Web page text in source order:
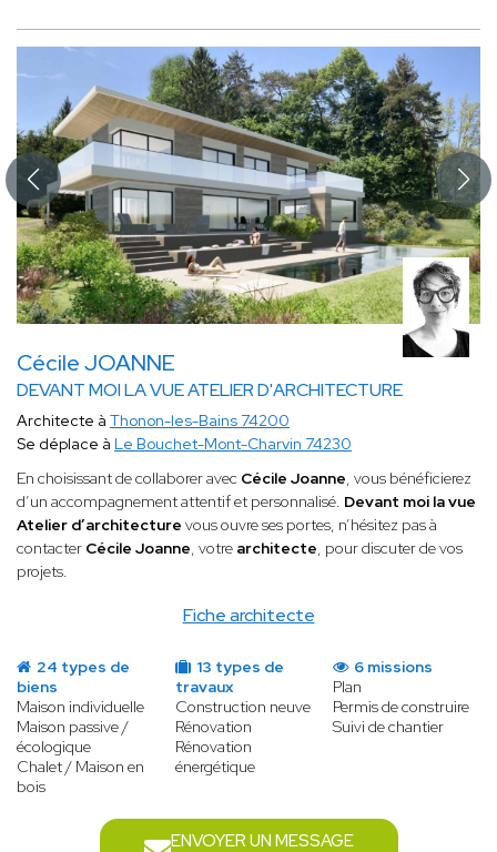
Cécile JOANNE
DEVANT MOI LA VUE ATELIER D'ARCHITECTURE
Fiche architecte
Architecte à Thonon-les-Bains 74200
Se déplace à Le Bouchet-Mont-Charvin 74230
En choisissant de collaborer avec Cécile Joanne, vous bénéficierez
d’un accompagnement attentif et personnalisé. Devant moi la vue
Atelier d’architecture vous ouvre ses portes, n’hésitez pas à
contacter Cécile Joanne, votre architecte, pour discuter de vos
projets.
24 types de
biens
Maison individuelle
Maison passive /
écologique
Chalet / Maison en
bois
13 types de
travaux
Construction neuve
Rénovation
Rénovation
énergétique
6 missions
Plan
Permis de construire
Suivi de chantier
ENVOYER UN MESSAGE